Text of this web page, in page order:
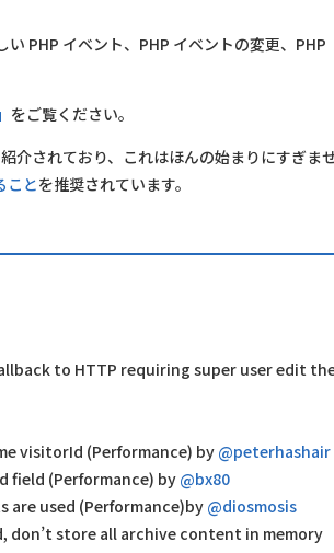
PHP イベント、PHP イベントの変更、PHP
をご覧ください。
介されており、これはほんの始まりにすぎま
ことを推奨されています。
to HTTP requiring super user edit
visitorId (Performance) by @peterhashair
(Performance) by @bx80
are used (Performance)by @diosmosis
don’t store all archive content in memory